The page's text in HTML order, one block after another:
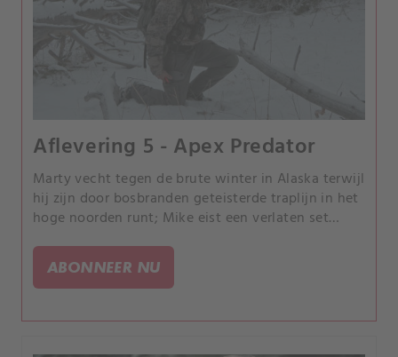
Aflevering 5 - Apex Predator
Marty vecht tegen de brute winter in Alaska terwijl
hij zijn door bosbranden geteisterde traplijn in het
hoge noorden runt; Mike eist een verlaten set
Island; Jake ontdekt een leeuwendode op de berg.
ABONNEER NU